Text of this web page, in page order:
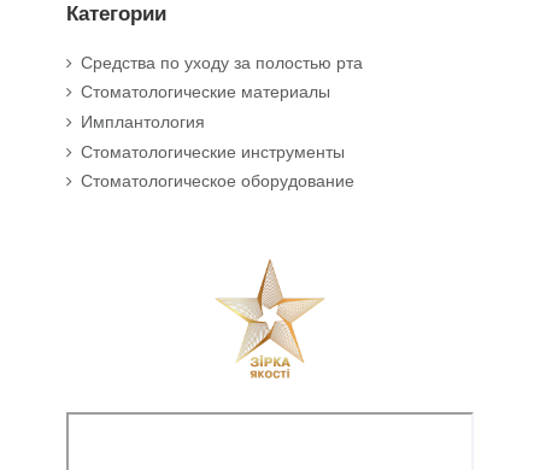
Категории
Средства по уходу за полостью рта
Стоматологические материалы
Имплантология
Стоматологические инструменты
Стоматологическое оборудование